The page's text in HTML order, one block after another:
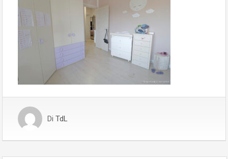
Di TdL